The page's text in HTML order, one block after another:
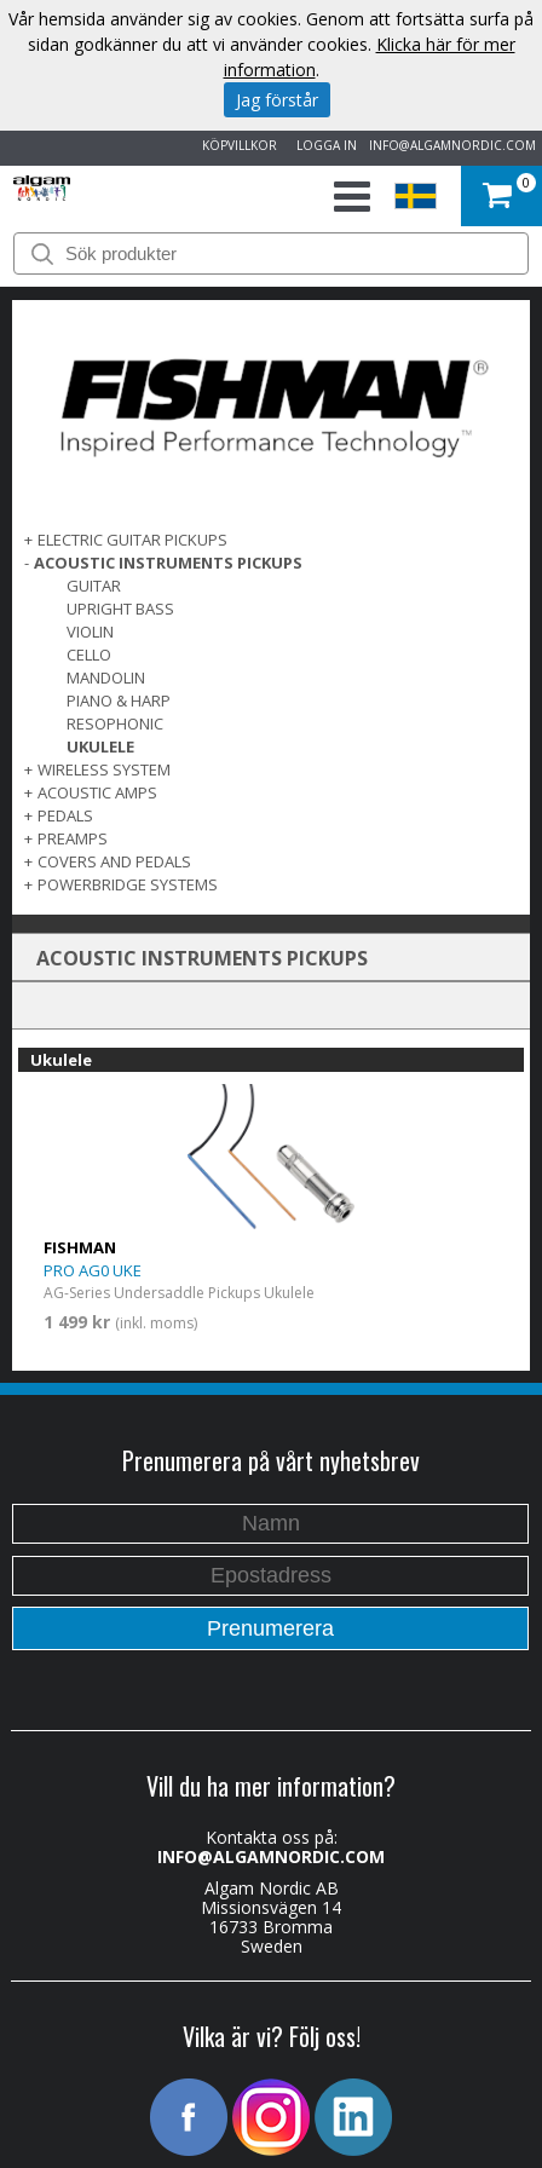
INFO@ALGAMNORDIC.COM
LOGGA IN
KÖPVILLKOR
START
VARUMÄRKEN
NYHETER
OM
KONTAKT
0
+ ELECTRIC GUITAR PICKUPS
- ACOUSTIC INSTRUMENTS PICKUPS
GUITAR
UPRIGHT BASS
VIOLIN
CELLO
MANDOLIN
PIANO & HARP
RESOPHONIC
UKULELE
+ WIRELESS SYSTEM
+ ACOUSTIC AMPS
+ PEDALS
+ PREAMPS
+ COVERS AND PEDALS
+ POWERBRIDGE SYSTEMS
ACOUSTIC INSTRUMENTS PICKUPS
Ukulele
FISHMAN
PRO AG0 UKE
AG-Series Undersaddle Pickups Ukulele
1 499 kr (inkl. moms)
Prenumerera på vårt nyhetsbrev
Vill du ha mer information?
Kontakta oss på:
INFO@ALGAMNORDIC.COM
Algam Nordic AB
Missionsvägen 14
16733 Bromma
Sweden
Vilka är vi? Följ oss!
Vår hemsida använder sig av cookies. Genom att fortsätta surfa på
sidan godkänner du att vi använder cookies. Klicka här för mer
information.
Jag förstår